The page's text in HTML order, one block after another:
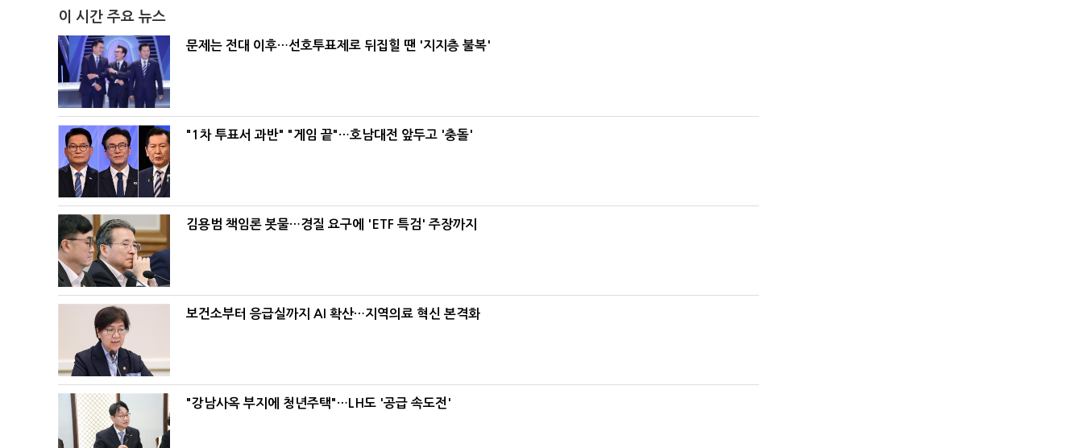
이 시간 주요 뉴스
문제는 전대 이후…선호투표제로 뒤집힐 땐 '지지층 불복'
"1차 투표서 과반" "게임 끝"…호남대전 앞두고 '충돌'
김용범 책임론 봇물…경질 요구에 'ETF 특검' 주장까지
보건소부터 응급실까지 AI 확산…지역의료 혁신 본격화
"강남사옥 부지에 청년주택"…LH도 '공급 속도전'